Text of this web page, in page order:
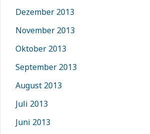
Dezember 2013
November 2013
Oktober 2013
September 2013
August 2013
Juli 2013
Juni 2013